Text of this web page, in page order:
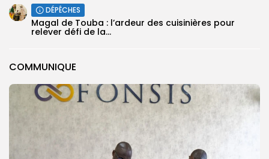
COMMUNIQUE
DÉPÊCHES
Magal de Touba : l’ardeur des cuisinières pour
relever défi de la...